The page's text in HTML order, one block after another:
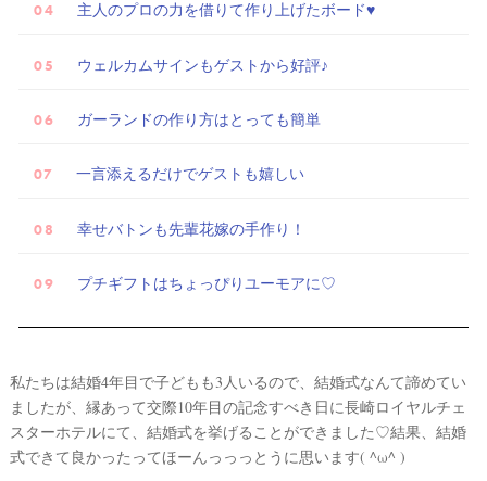
主人のプロの力を借りて作り上げたボード♥
ウェルカムサインもゲストから好評♪
ガーランドの作り方はとっても簡単
一言添えるだけでゲストも嬉しい
幸せバトンも先輩花嫁の手作り！
プチギフトはちょっぴりユーモアに♡
私たちは結婚4年目で子どもも3人いるので、結婚式なんて諦めてい
ましたが、縁あって交際10年目の記念すべき日に長崎ロイヤルチェ
スターホテルにて、結婚式を挙げることができました♡結果、結婚
式できて良かったってほーんっっっとうに思います( ^ω^ )
試
着
レ
ポ